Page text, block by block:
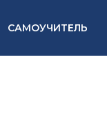
САМОУЧИТЕЛЬ